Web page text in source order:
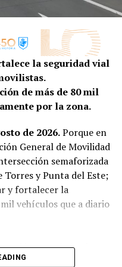
futuro de una ciudad
frente a un mundo que
exige abrir nuevas
voces y entender las
la manera en
y convivimos”,
a su 450 aniversario
sino también para
quiere ser en las
compartida entre los
de historia
la seguridad vial
de más de 80 mil
por la zona.
de 2026.Porque en
General de Movilidad
semaforizada
Torres y Punta del Este;
y fortalecer la
vehículos que a diario
semaforizada no
dispositivos de control